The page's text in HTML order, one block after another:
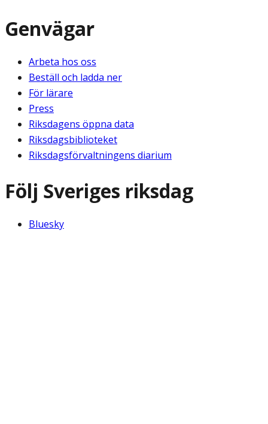
Genvägar
Arbeta hos oss
Beställ och ladda ner
För lärare
Press
Riksdagens öppna data
Riksdagsbiblioteket
Riksdagsförvaltningens diarium
Följ Sveriges riksdag
Bluesky